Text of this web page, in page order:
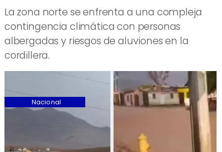
La zona norte se enfrenta a una compleja
contingencia climática con personas
albergadas y riesgos de aluviones en la
cordillera.
Nacional